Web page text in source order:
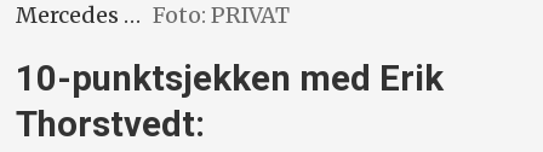
Mercedes … Foto: PRIVAT
10-punktsjekken med Erik
Thorstvedt: